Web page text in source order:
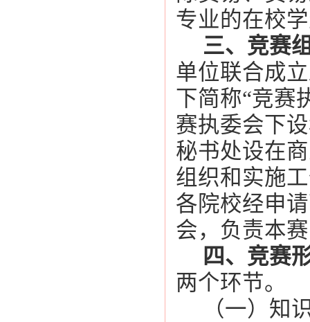
专业的在校
三、竞赛
单位联合成
下简称“竞赛
赛执委会下
秘书处设在
组织和实施
各院校经申
会，负责本
四、竞赛
两个环节。
（一）知